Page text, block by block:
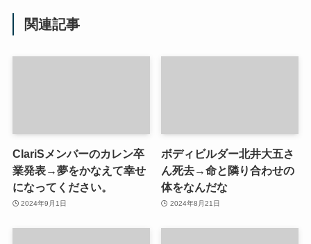
関連記事
ClariSメンバーのカレン卒
業発表→夢をかなえて幸せ
になってください。
2024年9月1日
ボディビルダー北井大五さ
ん死去→命と隣り合わせの
体をなんだな
2024年8月21日